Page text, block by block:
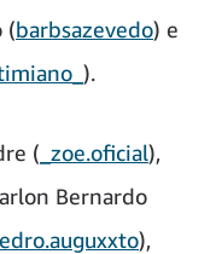
(barbsazevedo) e
).
( _zoe.oficial),
Bernardo
),